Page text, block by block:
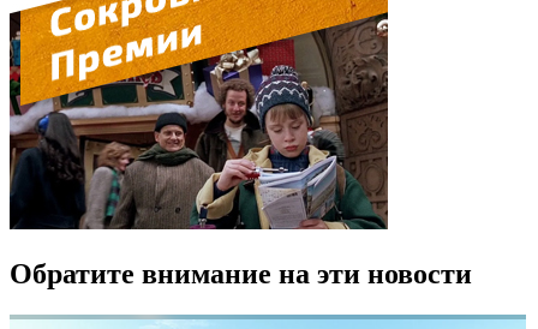
Обратите внимание на эти новости